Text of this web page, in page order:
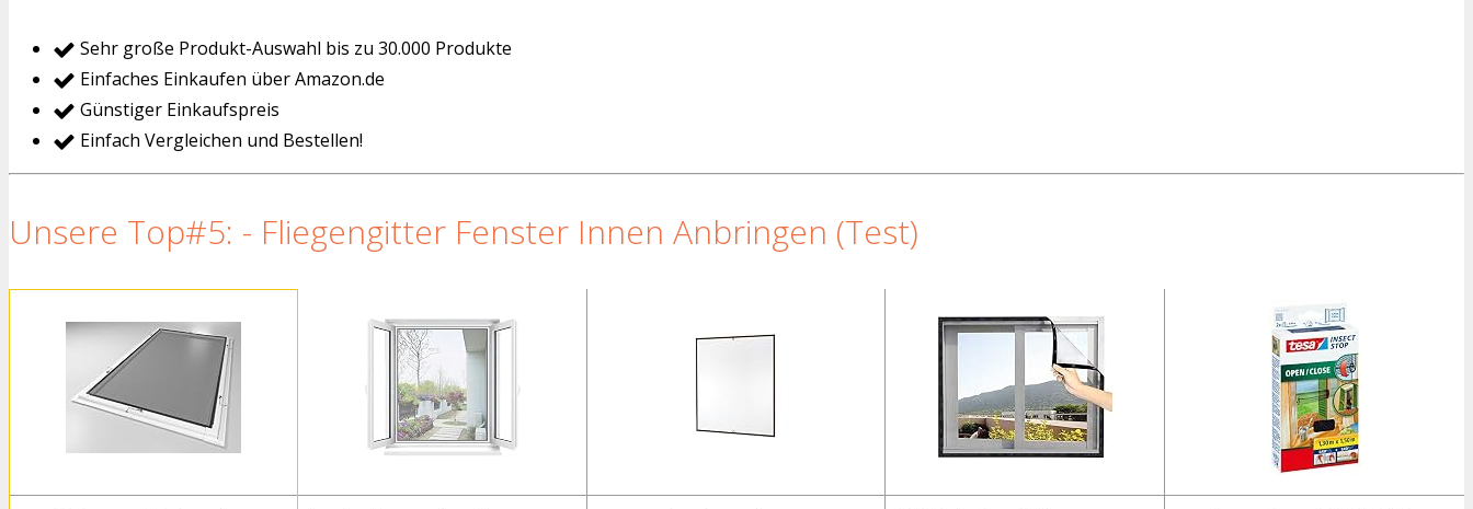
Sehr große Produkt-Auswahl bis zu 30.000 Produkte
Einfaches Einkaufen über Amazon.de
Günstiger Einkaufspreis
Einfach Vergleichen und Bestellen!
Unsere Top#5: - Fliegengitter Fenster Innen Anbringen (Test)